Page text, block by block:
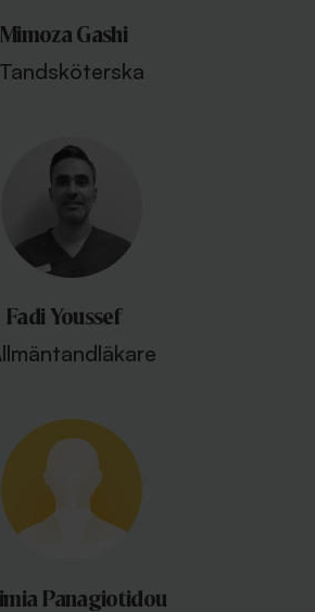
Mimoza Gashi
Tandsköterska
Fadi Youssef
Panagiotidou